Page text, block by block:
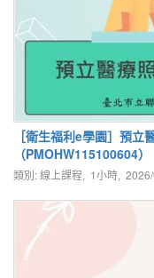
［衛生福利e學園］預
（PMOHW115100604）
類別: 線上課程, 1小時,